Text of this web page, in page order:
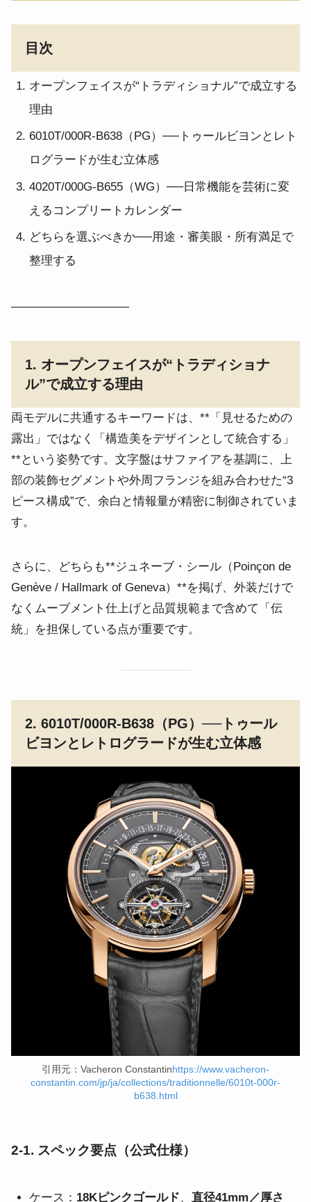
目次
オープンフェイスが“トラディショナル”で成立する
理由
6010T/000R-B638（PG）──トゥールビヨンとレト
ログラードが生む立体感
4020T/000G-B655（WG）──日常機能を芸術に変
えるコンプリートカレンダー
どちらを選ぶべきか──用途・審美眼・所有満足で
整理する
――――――――――
1. オープンフェイスが“トラディショナ
ル”で成立する理由
両モデルに共通するキーワードは、**「見せるための
露出」ではなく「構造美をデザインとして統合する」
**という姿勢です。文字盤はサファイアを基調に、上
部の装飾セグメントや外周フランジを組み合わせた“3
ピース構成”で、余白と情報量が精密に制御されていま
す。
さらに、どちらも**ジュネーブ・シール（Poinçon de
Genève / Hallmark of Geneva）**を掲げ、外装だけで
なくムーブメント仕上げと品質規範まで含めて「伝
統」を担保している点が重要です。
2. 6010T/000R-B638（PG）──トゥール
ビヨンとレトログラードが生む立体感
引用元：Vacheron Constantin https://www.vacheron-
constantin.com/jp/ja/collections/traditionnelle/6010t-000r-
b638.html
2-1. スペック要点（公式仕様）
ケース： 18Kピンクゴールド、 直径41mm／厚さ